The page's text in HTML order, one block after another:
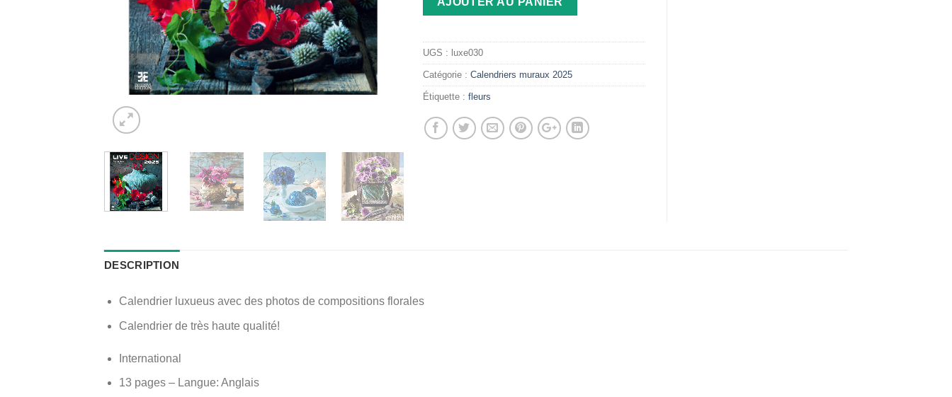
UGS : luxe030
Catégorie : Calendriers muraux 2025
Étiquette : fleurs
DESCRIPTION
Calendrier luxueus avec des photos de compositions florales
Calendrier de très haute qualité!
International
13 pages – Langue: Anglais